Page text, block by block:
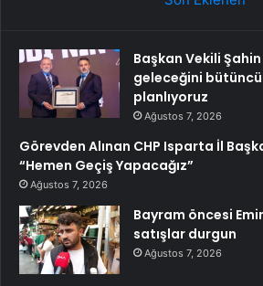
Başkan Vekili Şahin
geleceğini
planlıyoruz
Ağustos 7, 2026
Görevden Alınan CHP Isparta İl
“Hemen Geçiş Yapacağız”
Ağustos 7, 2026
Bayram öncesi
satışlar durgun
Ağustos 7, 2026